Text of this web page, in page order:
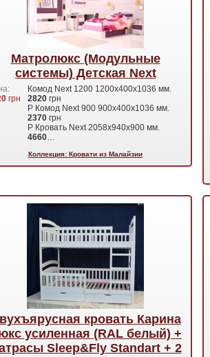
Матролюкс (Модульные
системы) Детская Next
грн
Комод Next 1200 1200х400х1036 мм.
2820 грн
Р Комод Next 900 900х400х1036 мм.
2370 грн
Р Кровать Next 2058х940х900 мм.
4660…
Коллекция: Кровати из Малайзии
кровать Карина
усиленная (RAL белый) +
Sleep&Fly Standart + 2